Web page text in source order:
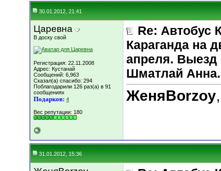
30.01.2012, 21:41
Царевна
В доску свой
Регистрация: 22.11.2008
Адрес: Кустанай
Сообщений: 6,963
Сказал(а) спасибо: 294
Поблагодарили 126 раз(а) в 91
сообщениях
Подарков: 4
Вес репутации: 180
Re: Автобус
Караганда на
апреля. Выезд
Шматлай Анна.
ЖеняBorzoy
31.01.2012, 15:36